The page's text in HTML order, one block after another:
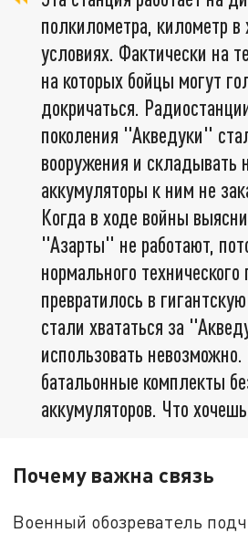
полкилометра, километр в
условиях. Фактически на
на которых бойцы могут
докричаться.
поколения "Акведуки"
вооружения и складывать
аккумуляторы к ним не
Когда в ходе войны
"Азарты" не работают,
нормального технического
превратилось в
стали хвататься за
использовать
батальонные комплекты
аккумуляторов. Что
Почему важна связь
Военный обозреватель